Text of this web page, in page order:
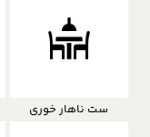
ست ناهار خوری